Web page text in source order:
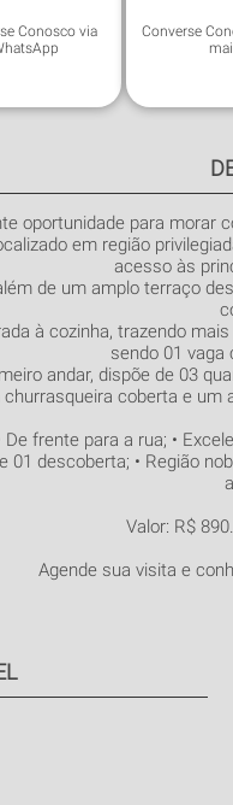
Conosco via
Converse
mail
oportunidade para morar
em região
acesso às
de um amplo terraço
à cozinha, trazendo
sendo 01 vaga
andar, dispõe de 03
coberta e
frente para a rua; •
01 descoberta; • Região
Valor: R$
Agende sua visita e